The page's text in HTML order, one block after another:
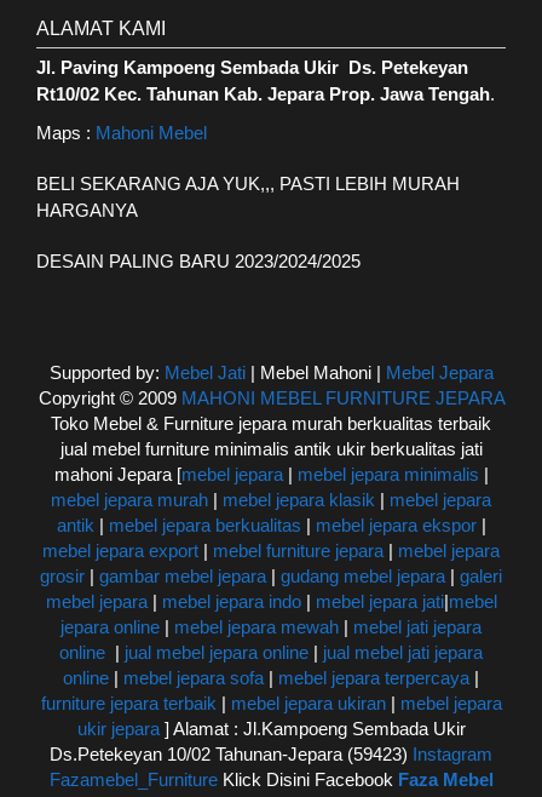
ALAMAT KAMI
Jl. Paving Kampoeng Sembada Ukir Ds. Petekeyan
Rt10/02 Kec. Tahunan Kab. Jepara Prop. Jawa Tengah.
Maps : Mahoni Mebel
BELI SEKARANG AJA YUK,,, PASTI LEBIH MURAH
HARGANYA
DESAIN PALING BARU 2023/2024/2025
Supported by: Mebel Jati| Mebel Mahoni | Mebel Jepara
Copyright © 2009 MAHONI MEBEL FURNITURE JEPARA
Toko Mebel & Furniture jepara murah berkualitas terbaik
jual mebel furniture minimalis antik ukir berkualitas jati
mahoni Jepara [mebel jepara| mebel jepara minimalis |
mebel jepara murah | mebel jepara klasik | mebel jepara
antik | mebel jepara berkualitas | mebel jepara ekspor|
mebel jepara export | mebel furniture jepara | mebel jepara
grosir | gambar mebel jepara | gudang mebel jepara | galeri
mebel jepara| mebel jepara indo| mebel jepara jati|mebel
jepara online | mebel jepara mewah | mebel jati jepara
online | jual mebel jepara online | jual mebel jati jepara
online | mebel jepara sofa | mebel jepara terpercaya |
furniture jepara terbaik | mebel jepara ukiran| mebel jepara
ukir jepara ] Alamat : Jl.Kampoeng Sembada Ukir
Ds.Petekeyan 10/02 Tahunan-Jepara (59423) Instagram
Fazamebel_FurnitureKlick Disini Facebook Faza Mebel